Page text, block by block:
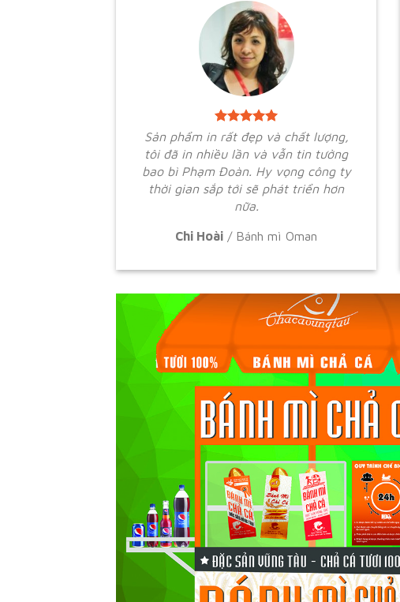
Sản phẩm in rất đẹp và chất lượng,
tôi đã in nhiều lần và vẫn tin tưởng
bao bì Phạm Đoàn. Hy vọng công ty
thời gian sắp tới sẽ phát triển hơn
nữa.
Chi Hoài / Bánh mì Oman